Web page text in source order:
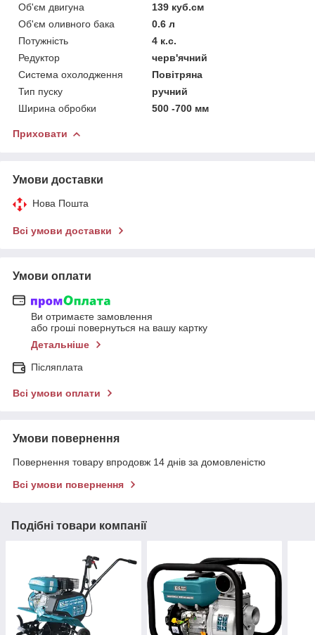
Об'єм двигуна
139 куб.см
Об'єм оливного бака
0.6 л
Потужність
4 к.с.
Редуктор
черв'ячний
Система охолодження
Повітряна
Тип пуску
ручний
Ширина обробки
500 -700 мм
Приховати
Умови доставки
Нова Пошта
Всі умови доставки
Умови оплати
Ви отримаєте замовлення
або гроші повернуться на вашу картку
Детальніше
Післяплата
Всі умови оплати
Умови повернення
Повернення товару впродовж 14 днів за домовленістю
Всі умови повернення
Подібні товари компанії